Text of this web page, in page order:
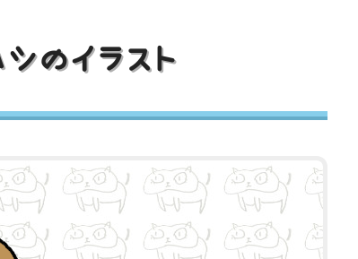
のイラスト